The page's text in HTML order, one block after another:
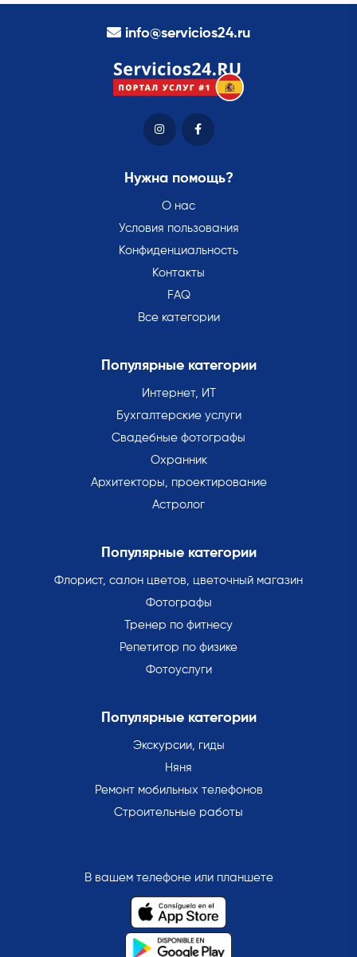
info@servicios24.ru
Нужна помощь?
О нас
Условия пользования
Конфиденциальность
Контакты
FAQ
Все категории
Популярные категории
Интернет, ИТ
Бухгалтерские услуги
Свадебные фотографы
Охранник
Архитекторы, проектирование
Астролог
Популярные категории
Флорист, салон цветов, цветочный магазин
Фотографы
Тренер по фитнесу
Репетитор по физике
Фотоуслуги
Популярные категории
Экскурсии, гиды
Няня
Ремонт мобильных телефонов
Строительные работы
В вашем телефоне или планшете